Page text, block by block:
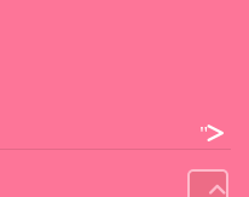
">